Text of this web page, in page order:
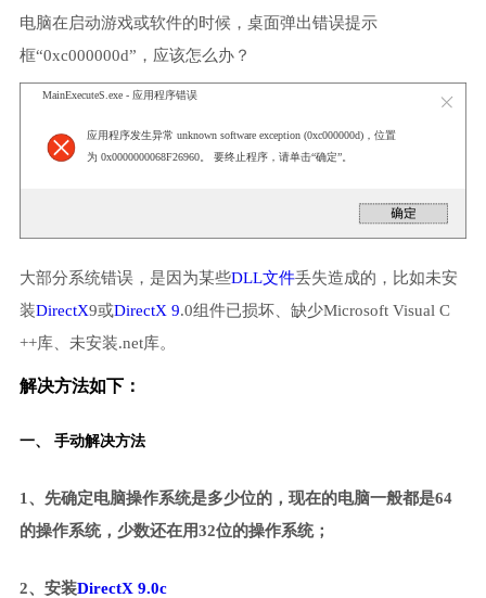
电脑在启动游戏或软件的时候，桌面弹出错误提示
框“0xc000000d”，应该怎么办？
MainExecuteS.exe - 应用程序错误
应用程序发生异常 unknown software exception (0xc000000d)，位置
为 0x0000000068F26960。 要终止程序，请单击“确定”。
大部分系统错误，是因为某些DLL文件丢失造成的，比如未安
装DirectX9或DirectX 9.0组件已损坏、缺少Microsoft Visual C
++库、未安装.net库。
解决方法如下：
一、 手动解决方法
1、先确定电脑操作系统是多少位的，现在的电脑一般都是64
的操作系统，少数还在用32位的操作系统；
2、安装DirectX 9.0c